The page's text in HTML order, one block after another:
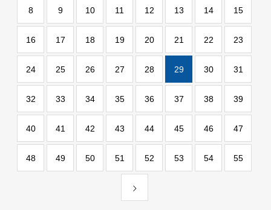
8 9 10 11 12 13 14 15
16 17 18 19 20 21 22 23
24 25 26 27 28 29 30 31
32 33 34 35 36 37 38 39
40 41 42 43 44 45 46 47
48 49 50 51 52 53 54 55